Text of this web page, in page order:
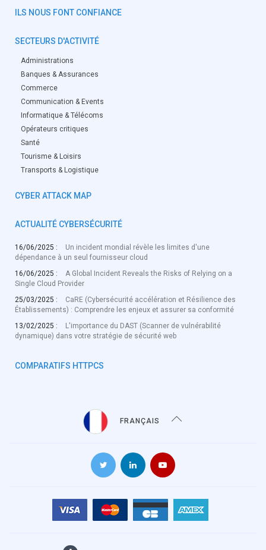
ILS NOUS FONT CONFIANCE
SECTEURS D'ACTIVITÉ
Administrations
Banques & Assurances
Commerce
Communication & Events
Informatique & Télécoms
Opérateurs critiques
Santé
Tourisme & Loisirs
Transports & Logistique
CYBER ATTACK MAP
ACTUALITÉ CYBERSÉCURITÉ
16/06/2025 :
Un incident mondial révèle les limites d'une
dépendance à un seul fournisseur cloud
16/06/2025 :
A Global Incident Reveals the Risks of Relying on a
Single Cloud Provider
25/03/2025 :
CaRE (Cybersécurité accélération et Résilience des
Établissements) : Comprendre les enjeux et assurer sa conformité
13/02/2025 :
L'importance du DAST (Scanner de vulnérabilité
dynamique) dans votre stratégie de sécurité web
COMPARATIFS HTTPCS
FRANÇAIS